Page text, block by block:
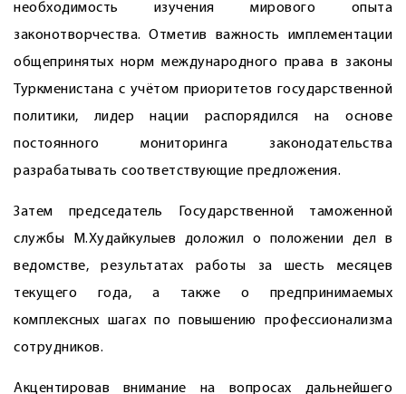
необходимость изу­чения мирового опыта
законотворчества. Отметив важность имплементации
общепринятых норм международного права в законы
Туркменистана с учётом приоритетов государственной
политики, лидер нации распорядился на основе
постоянного мониторинга законодательства
разрабатывать соответствующие предложения.
Затем председатель Государственной таможенной
службы М.Худайкулыев доложил о положении дел в
ведомстве, результатах работы за шесть месяцев
текущего года, а также о предпринимаемых
комплексных шагах по повышению профессионализма
сотрудников.
Акцентировав внимание на вопросах дальнейшего